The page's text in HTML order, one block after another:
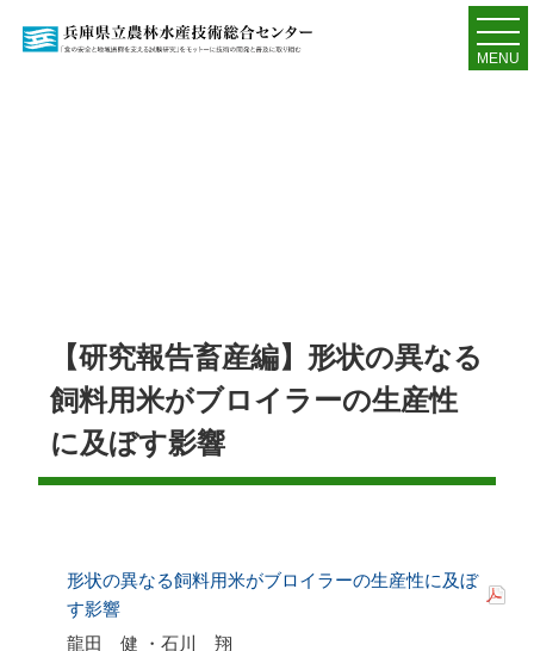
MENU
【研究報告畜産編】形状の異なる
飼料用米がブロイラーの生産性
に及ぼす影響
形状の異なる飼料用米がブロイラーの生産性に及ぼ
す影響
龍田 健 ・石川 翔